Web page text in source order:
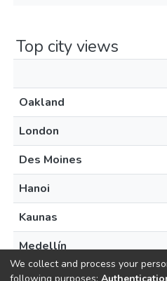
Top city views
Oakland
London
Des Moines
Hanoi
Kaunas
Medellín
We collect and process your